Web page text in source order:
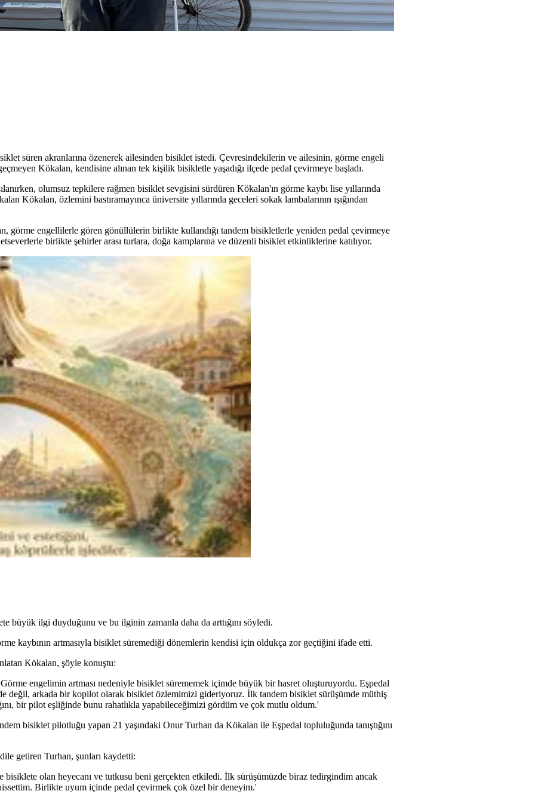
süren akranlarına özenerek ailesinden bisiklet istedi. Çevresindekilerin ve ailesinin, görme engeli
Kökalan, kendisine alınan tek kişilik bisikletle yaşadığı ilçede pedal çevirmeye başladı.
olumsuz tepkilere rağmen bisiklet sevgisini sürdüren Kökalan'ın görme kaybı lise yıllarında
Kökalan, özlemini bastıramayınca üniversite yıllarında geceleri sokak lambalarının ışığından
görme engellilerle gören gönüllülerin birlikte kullandığı tandem bisikletlerle yeniden pedal çevirmeye
birlikte şehirler arası turlara, doğa kamplarına ve düzenli bisiklet etkinliklerine katılıyor.
büyük ilgi duyduğunu ve bu ilginin zamanla daha da arttığını söyledi.
kaybının artmasıyla bisiklet süremediği dönemlerin kendisi için oldukça zor geçtiğini ifade etti.
Kökalan, şöyle konuştu:
engelimin artması nedeniyle bisiklet sürememek içimde büyük bir hasret oluşturuyordu. Eşpedal
değil, arkada bir kopilot olarak bisiklet özlemimizi gideriyoruz. İlk tandem bisiklet sürüşümde müthiş
bir pilot eşliğinde bunu rahatlıkla yapabileceğimizi gördüm ve çok mutlu oldum.'
bisiklet pilotluğu yapan 21 yaşındaki Onur Turhan da Kökalan ile Eşpedal topluluğunda tanıştığını
getiren Turhan, şunları kaydetti:
olan heyecanı ve tutkusu beni gerçekten etkiledi. İlk sürüşümüzde biraz tedirgindim ancak
Birlikte uyum içinde pedal çevirmek çok özel bir deneyim.'